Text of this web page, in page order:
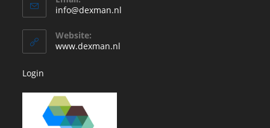
je
toepassing
info@dexman.nl
Website:
www.dexman.nl
Login